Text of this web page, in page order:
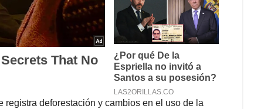
deforestación y cambios en el uso de la